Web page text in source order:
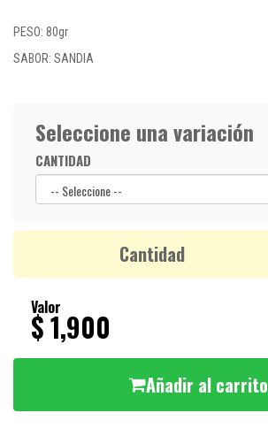
PESO: 80gr
SABOR: SANDIA
Seleccione una variación
CANTIDAD
Cantidad
Valor
$ 1,900
Añadir al carrito